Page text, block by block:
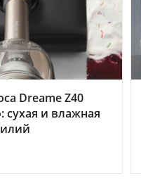
Dreame Z40
сухая и влажная